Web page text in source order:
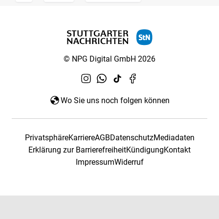
© NPG Digital GmbH 2026
Wo Sie uns noch folgen können
PrivatsphäreKarriereAGBDatenschutzMediadaten
Erklärung zur BarrierefreiheitKündigungKontakt
ImpressumWiderruf